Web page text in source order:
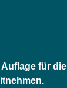
für die